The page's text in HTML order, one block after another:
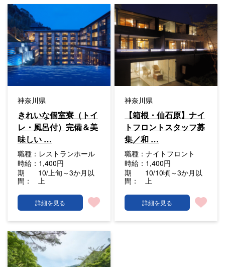
神奈川県
きれいな個室寮（トイ
レ・風呂付）完備＆美
味しい …
職種： レストランホール
時給： 1,400円
期
間：
10/上旬～3か月以
上
詳細を見る
神奈川県
【箱根・仙石原】ナイ
トフロントスタッフ募
集／和 …
職種：ナイトフロント
時給： 1,400円
期
間：
10/10頃～3か月以
上
詳細を見る